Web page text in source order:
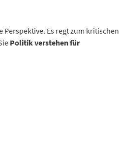
Es regt zum kritischen
Politik verstehen für